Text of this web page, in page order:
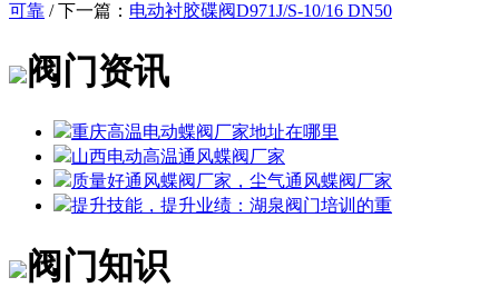
可靠 / 下一篇： 电动衬胶碟阀D971J/S-10/16 DN50
阀门资讯
重庆高温电动蝶阀厂家地址在哪里
山西电动高温通风蝶阀厂家
质量好通风蝶阀厂家，尘气通风蝶阀厂家
提升技能，提升业绩：湖泉阀门培训的重
阀门知识